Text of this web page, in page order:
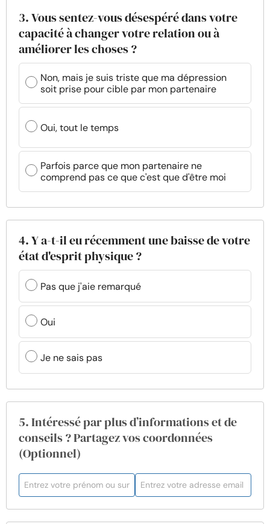
3. Vous sentez-vous désespéré dans votre
capacité à changer votre relation ou à
améliorer les choses ?
Non, mais je suis triste que ma dépression
soit prise pour cible par mon partenaire
Oui, tout le temps
Parfois parce que mon partenaire ne
comprend pas ce que c'est que d'être moi
4. Y a-t-il eu récemment une baisse de votre
état d'esprit physique ?
Pas que j'aie remarqué
Oui
Je ne sais pas
5. Intéressé par plus d’informations et de
conseils ? Partagez vos coordonnées
(Optionnel)